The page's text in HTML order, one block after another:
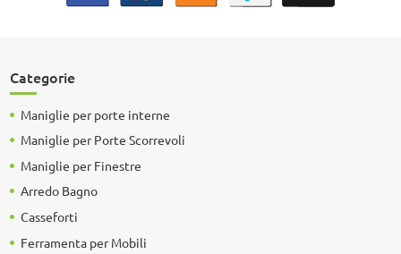
Categorie
Maniglie per porte interne
Maniglie per Porte Scorrevoli
Maniglie per Finestre
Arredo Bagno
Casseforti
Ferramenta per Mobili